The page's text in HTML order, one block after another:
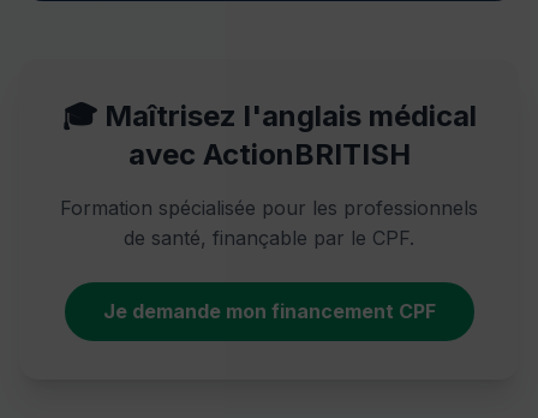
🎓 Maîtrisez l'anglais médical
avec ActionBRITISH
Formation spécialisée pour les professionnels
de santé, finançable par le CPF.
Je demande mon financement CPF